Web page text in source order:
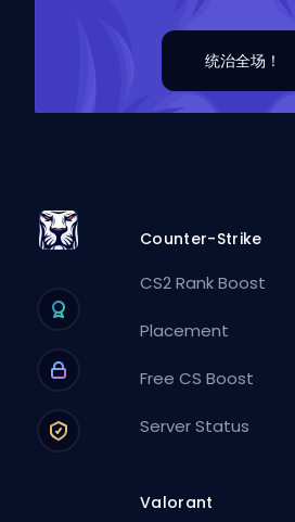
统治全场！
Counter-Strike
CS2 Rank Boost
Placement
Free CS Boost
Server Status
Valorant